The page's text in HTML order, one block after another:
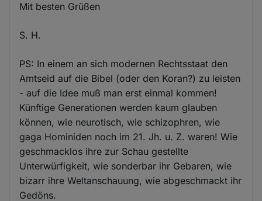
Mit besten Grüßen
S. H.
PS: In einem an sich modernen Rechtsstaat den
Amtseid auf die Bibel (oder den Koran?) zu leisten
- auf die Idee muß man erst einmal kommen!
Künftige Generationen werden kaum glauben
können, wie neurotisch, wie schizophren, wie
gaga Hominiden noch im 21. Jh. u. Z. waren! Wie
geschmacklos ihre zur Schau gestellte
Unterwürfigkeit, wie sonderbar ihr Gebaren, wie
bizarr ihre Weltanschauung, wie abgeschmackt ihr
Gedöns.